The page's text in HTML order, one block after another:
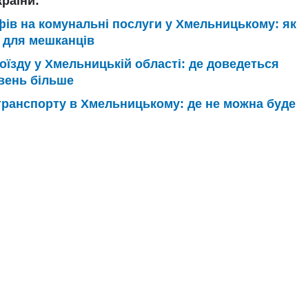
на комунальні послуги у Хмельницькому: як
для мешканців
у Хмельницькій області: де доведеться
більше
в Хмельницькому: де не можна буде